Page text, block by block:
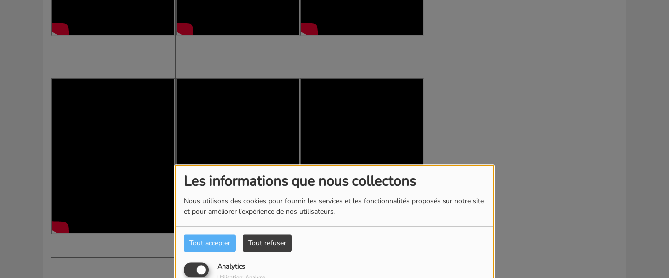
Les informations que nous collectons
Nous utilisons des cookies pour fournir les services et les fonctionnalités proposés sur notre site
et pour améliorer l'expérience de nos utilisateurs.
Tout accepter Tout refuser
Analytics